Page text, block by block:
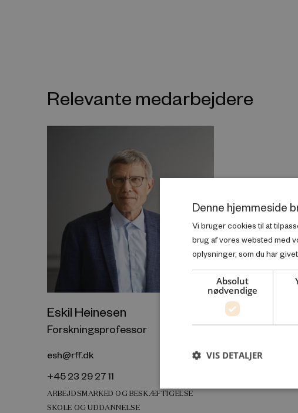
Relevante medarbejdere
Eskil Heinesen
Forskningsprofessor
esh@rff.dk
+45 23 29 27 11
ARBEJDSMARKED OG BESKÆFTIGELSE
SKOLE OG UDDANNELSE
Denne hjemmeside
Vi bruger cookies til at
brug af vores websted med
oplysninger, som du har
Absolut
nødvendige
VIS DETALJER